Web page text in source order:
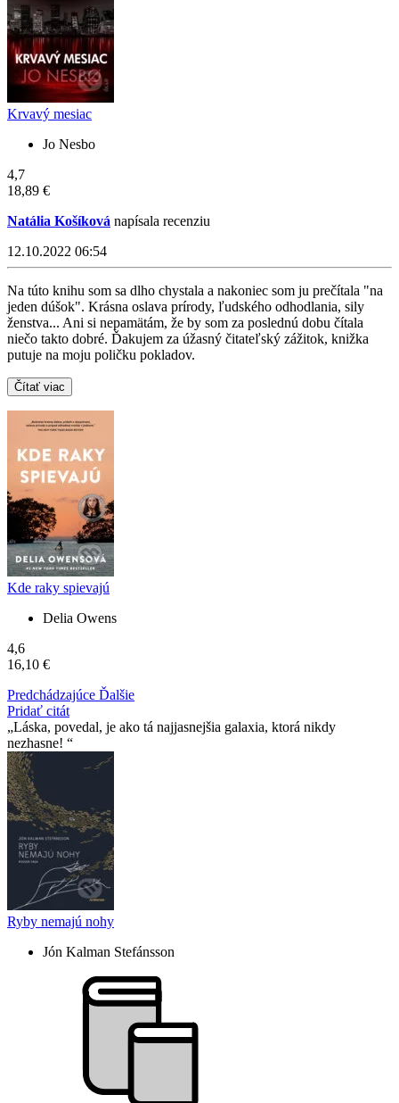
Krvavý mesiac
Jo Nesbo
4,7
18,89 €
Natália Košíková napísala recenziu
12.10.2022 06:54
Na túto knihu som sa dlho chystala a nakoniec som ju prečítala "na
jeden dúšok". Krásna oslava prírody, ľudského odhodlania, sily
ženstva... Ani si nepamätám, že by som za poslednú dobu čítala
niečo takto dobré. Ďakujem za úžasný čitateľský zážitok, knižka
putuje na moju poličku pokladov.
Čítať viac
Kde raky spievajú
Delia Owens
4,6
16,10 €
Predchádzajúce Ďalšie
Pridať citát
Láska, povedal, je ako tá najjasnejšia galaxia, ktorá nikdy
nezhasne!
Ryby nemajú nohy
Jón Kalman Stefánsson